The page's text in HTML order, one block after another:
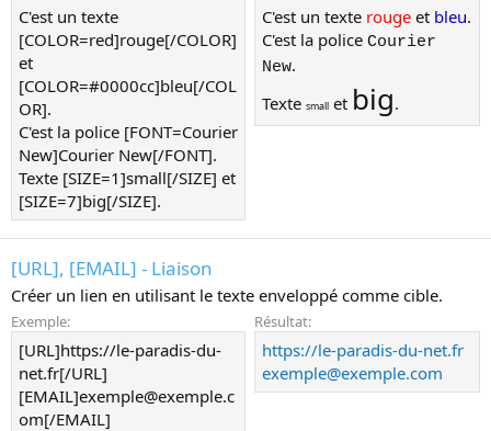
C'est un texte
[COLOR=red]rouge[/COLOR]
et
[COLOR=#0000cc]bleu[/COL
OR].
C'est la police [FONT=Courier
New]Courier New[/FONT].
Texte [SIZE=1]small[/SIZE] et
[SIZE=7]big[/SIZE].
C'est un texte rouge et bleu.
C'est la police Courier
New.
Texte small et big.
[URL], [EMAIL] - Liaison
Créer un lien en utilisant le texte enveloppé comme cible.
Exemple:
[URL]https://le-paradis-du-
net.fr[/URL]
[EMAIL]exemple@exemple.c
om[/EMAIL]
Résultat:
https://le-paradis-du-net.fr
exemple@exemple.com